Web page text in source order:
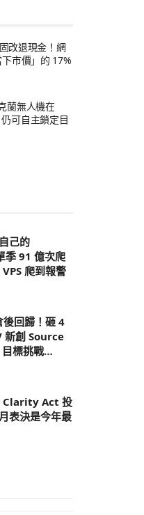
改退現金！網
市價」的 17%
蘭無人機在
可自主鎖定目
己的
季 91 億次爬
爬到報警
回歸！砸 4
新創 Source
標挑戰
Clarity Act 投
表決是今年最